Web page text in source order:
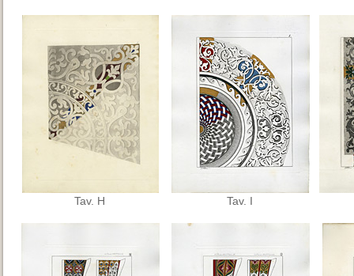
Tav. H Tav. I